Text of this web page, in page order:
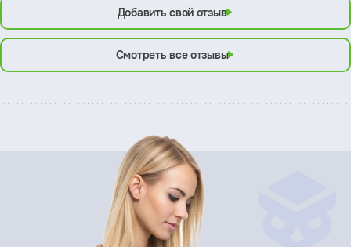
Добавить свой отзыв
Смотреть все отзывы